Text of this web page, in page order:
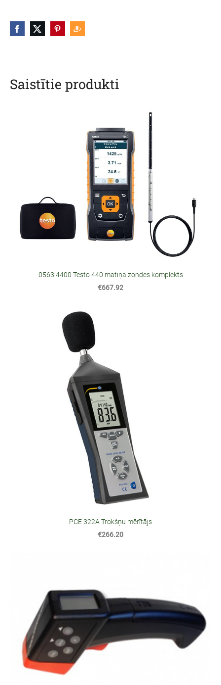
Saistītie produkti
0563 4400 Testo 440 matiņa zondes komplekts
€667.92
PCE 322A Trokšņu mērītājs
€266.20